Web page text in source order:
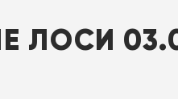
ЛОСИ